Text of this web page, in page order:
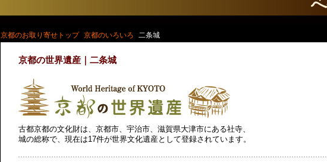
京都のお取り寄せトップ 京都のいろいろ 二条城
京都の世界遺産｜二条城
古都京都の文化財は、京都市、宇治市、滋賀県大津市にある社寺、
城の総称で、現在は17件が世界文化遺産として登録されています。